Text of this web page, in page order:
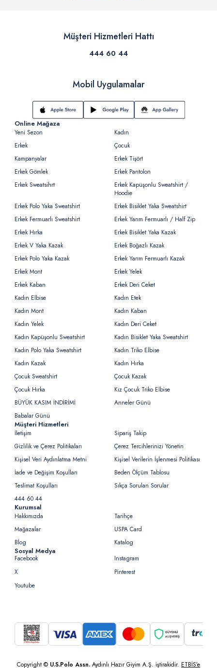
Müşteri Hizmetleri Hattı
444 60 44
Mobil Uygulamalar
Online Mağaza
Yeni Sezon
Kadın
Erkek
Çocuk
Kampanyalar
Erkek Tişört
Erkek Gömlek
Erkek Pantolon
Erkek Sweatsihrt
Erkek Kapüşonlu Sweatshirt /
Hoodie
Erkek Polo Yaka Sweatshirt
Erkek Bisiklet Yaka Sweatshirt
Erkek Fermuarlı Sweatshirt
Erkek Yarım Fermuarlı / Half Zip
Erkek Hırka
Erkek Bisiklet Yaka Kazak
Erkek V Yaka Kazak
Erkek Boğazlı Kazak
Erkek Polo Yaka Kazak
Erkek Yarım Fermuarlı Kazak
Erkek Mont
Erkek Yelek
Erkek Kaban
Erkek Deri Ceket
Kadın Elbise
Kadın Etek
Kadın Mont
Kadın Kaban
Kadın Yelek
Kadın Deri Ceket
Kadın Kapüşonlu Sweatshirt
Kadın Bisiklet Yaka Sweatshirt
Kadın Polo Yaka Sweatshirt
Kadın Triko Elbise
Kadın Kazak
Kadın Hırka
Çocuk Sweatshirt
Çocuk Kazak
Çocuk Hırka
Kız Çocuk Triko Elbise
BÜYÜK KASIM İNDİRİMİ
Anneler Günü
Babalar Günü
Müşteri Hizmetleri
İletişim
Sipariş Takip
Gizlilik ve Çerez Politikaları
Çerez Tercihlerinizi Yönetin
Kişisel Veri Aydınlatma Metni
Kişisel Verilerin İşlenmesi Politikası
İade ve Değişim Koşulları
Beden Ölçüm Tablosu
Teslimat Koşulları
Sıkça Sorulan Sorular
444 60 44
Kurumsal
Hakkımızda
Tarihçe
Mağazalar
USPA Card
Blog
Katalog
Sosyal Medya
Facebook
Instagram
X
Pinterest
Youtube
Copyright © U.S.Polo Assn. Aydınlı Hazır Giyim A.Ş. iştirakidir. ETBİS’e